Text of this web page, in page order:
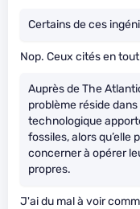
Certains de ces
Nop. Ceux cités en
Auprès de The
problème réside
technologique
fossiles, alors qu’elle
concerner à opérer
propres.
J'ai du mal à voir